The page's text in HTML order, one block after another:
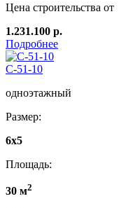
Цена строительства от
1.231.100 р.
Подробнее
C-51-10
одноэтажный
Размер:
6x5
Площадь:
30 м2